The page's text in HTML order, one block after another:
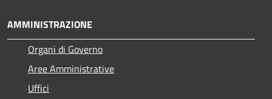
AMMINISTRAZIONE
Organi di Governo
Aree Amministrative
Uffici